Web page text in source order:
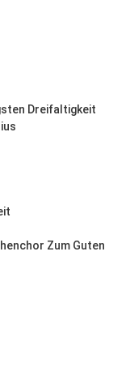
Dreifaltigkeit
Zum Guten